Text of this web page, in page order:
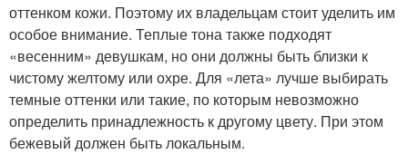
оттенком кожи. Поэтому их владельцам стоит уделить им
особое внимание. Теплые тона также подходят
«весенним» девушкам, но они должны быть близки к
чистому желтому или охре. Для «лета» лучше выбирать
темные оттенки или такие, по которым невозможно
определить принадлежность к другому цвету. При этом
бежевый должен быть локальным.